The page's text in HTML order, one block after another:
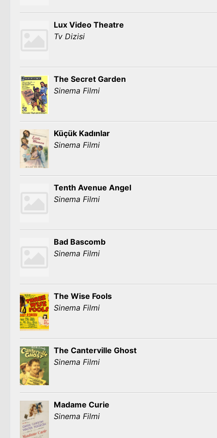
Lux Video Theatre
Tv Dizisi
The Secret Garden
Sinema Filmi
Küçük Kadınlar
Sinema Filmi
Tenth Avenue Angel
Sinema Filmi
Bad Bascomb
Sinema Filmi
The Wise Fools
Sinema Filmi
The Canterville Ghost
Sinema Filmi
Madame Curie
Sinema Filmi